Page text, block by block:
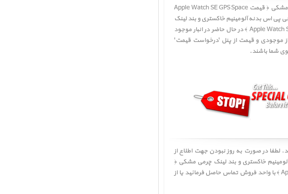
قیمت ساعت اپل اس ای جی پی اس بدنه آلومینیم خاکستری و بند لینک چرمی مشکی ﴿ قیمت Apple Watch SE GPS Space
اس بدنه آلومینیم خاکستری و بند لینک
در حال حاضر در انبار موجود
از موجودی و قیمت از پنل 'درخواست قیمت'
تاریخ به روز رسانی قیمت 1402/09/16 - 13:58 میباشد. لطفا در صورت به روز نبودن جهت اطلاع از
خاکستری و بند لینک چرمی مشکی ﴿
Apple Watch SE GPS Space Gray Aluminum Case with Black Leather Link ﴾ با واحد فروش تماس حاصل فرمائید یا از